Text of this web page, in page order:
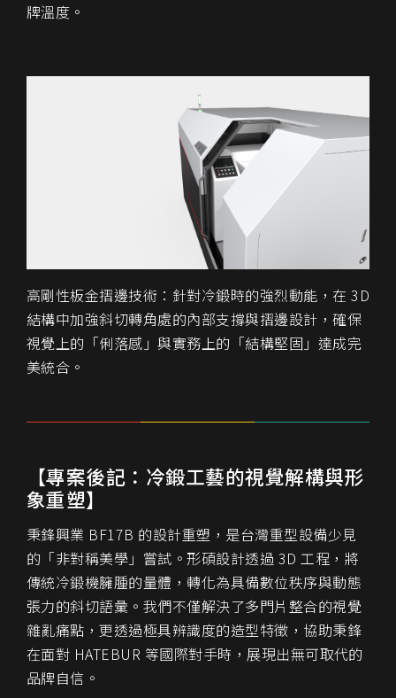
牌溫度。
高剛性板金摺邊技術 ：針對冷鍛時的強烈動能，在 3D
結構中加強斜切轉角處的內部支撐與摺邊設計，確保
視覺上的「俐落感」與實務上的「結構堅固」達成完
美統合。
【專案後記：冷鍛工藝的視覺解構與形
象重塑】
秉鋒興業 BF17B 的設計重塑，是台灣重型設備少見
的「非對稱美學」嘗試。形碩設計透過 3D 工程，將
傳統冷鍛機臃腫的量體，轉化為具備數位秩序與動態
張力的斜切語彙。我們不僅解決了多門片整合的視覺
雜亂痛點，更透過極具辨識度的造型特徵，協助秉鋒
在面對 HATEBUR 等國際對手時，展現出無可取代的
品牌自信。